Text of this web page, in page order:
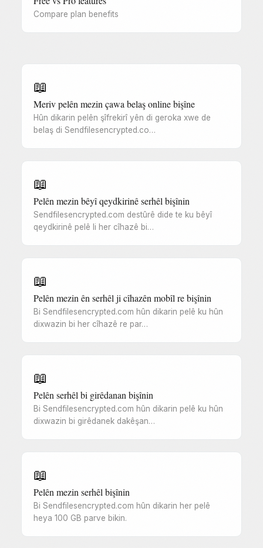
Compare plan benefits
📖
Meriv pelên mezin çawa belaş online bişîne
Hûn dikarin pelên şîfrekirî yên di geroka xwe de
belaş di Sendfilesencrypted.co…
📖
Pelên mezin bêyî qeydkirinê serhêl bişînin
Sendfilesencrypted.com destûrê dide te ku bêyî
qeydkirinê pelê li her cîhazê bi…
📖
Pelên mezin ên serhêl ji cîhazên mobîl re bişînin
Bi Sendfilesencrypted.com hûn dikarin pelê ku hûn
dixwazin bi her cîhazê re par…
📖
Pelên serhêl bi girêdanan bişînin
Bi Sendfilesencrypted.com hûn dikarin pelê ku hûn
dixwazin bi girêdanek dakêşan…
📖
Pelên mezin serhêl bişînin
Bi Sendfilesencrypted.com hûn dikarin her pelê
heya 100 GB parve bikin.